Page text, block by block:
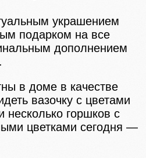
украшением
подарком на все
дополнением
в доме в качестве
вазочку с цветами
несколько горшков с
цветками сегодня —